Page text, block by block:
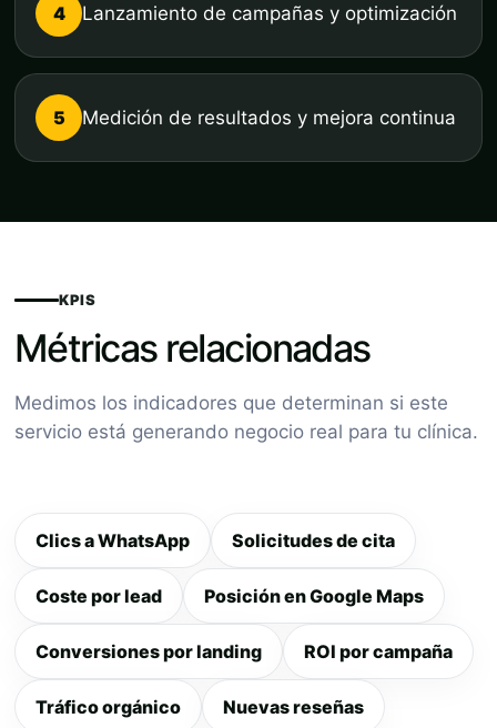
4 Lanzamiento de campañas y optimización
5 Medición de resultados y mejora continua
KPIS
Métricas relacionadas
Medimos los indicadores que determinan si este
servicio está generando negocio real para tu clínica.
Clics a WhatsApp Solicitudes de cita
Coste por lead Posición en Google Maps
Conversiones por landing ROI por campaña
Tráfico orgánico Nuevas reseñas